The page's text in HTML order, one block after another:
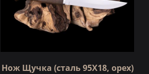
Нож Щучка (сталь 95Х18, орех)